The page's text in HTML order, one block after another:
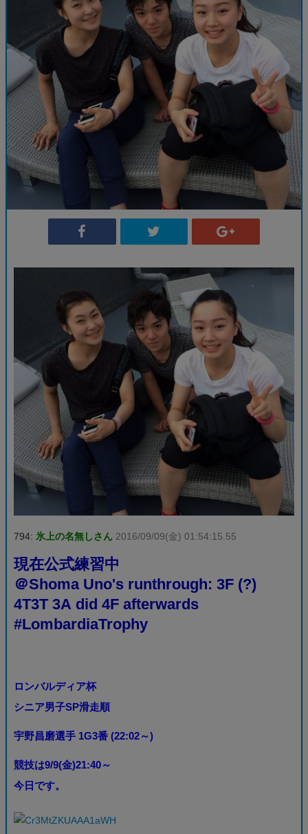
794: 氷上の名無しさん 2016/09/09(金) 01:54:15.55
現在公式練習中
＠Shoma Uno's runthrough: 3F (?)
4T3T 3A did 4F afterwards
#LombardiaTrophy
ロンバルディア杯
シニア男子SP滑走順
宇野昌磨選手 1G3番 (22:02～)
競技は9/9(金)21:40～
今日です。